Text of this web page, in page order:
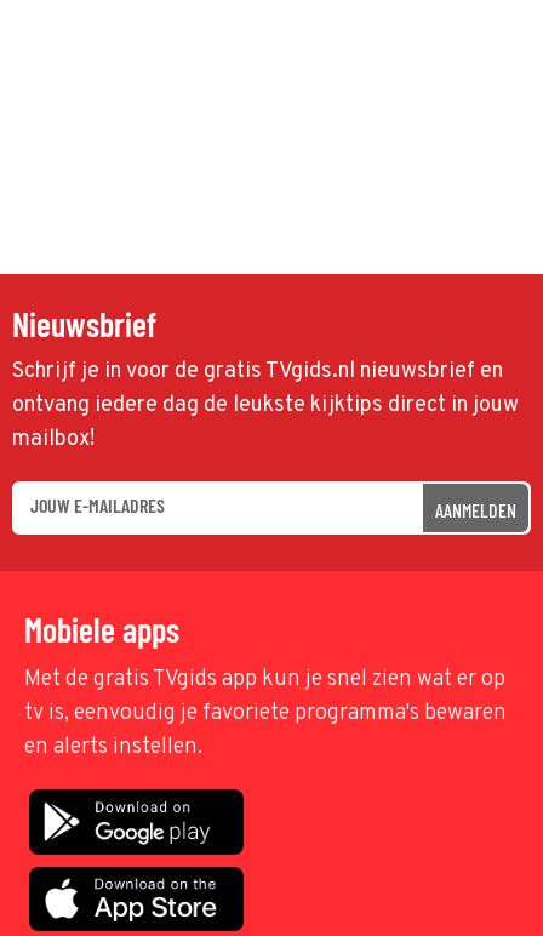
Nieuwsbrief
Schrijf je in voor de gratis TVgids.nl nieuwsbrief en
ontvang iedere dag de leukste kijktips direct in jouw
mailbox!
AANMELDEN
Mobiele apps
Met de gratis TVgids app kun je snel zien wat er op
tv is, eenvoudig je favoriete programma's bewaren
en alerts instellen.